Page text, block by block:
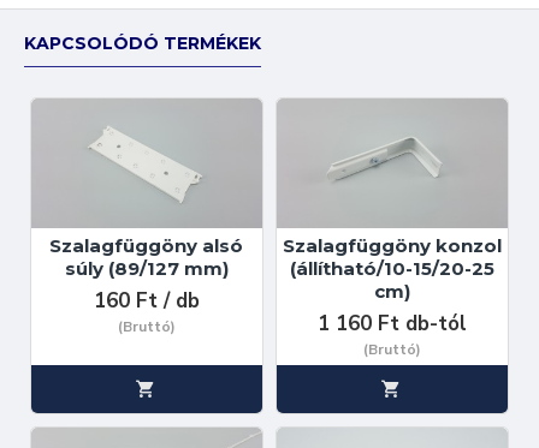
KAPCSOLÓDÓ TERMÉKEK
Szalagfüggöny alsó
súly (89/127 mm)
160 Ft / db
(Bruttó)
Szalagfüggöny konzol
(állítható/10-15/20-25
cm)
1 160 Ft db-tól
(Bruttó)